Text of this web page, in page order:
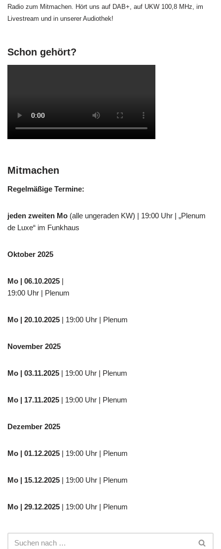
Radio zum Mitmachen. Hört uns auf DAB+, auf UKW 100,8 MHz, im
Livestream und in unserer Audiothek!
Schon gehört?
Mitmachen
Regelmäßige Termine:
jeden zweiten Mo (alle ungeraden KW) | 19:00 Uhr | „Plenum
de Luxe“ im Funkhaus
Oktober 2025
Mo | 06.10.2025 |
19:00 Uhr | Plenum
Mo | 20.10.2025 | 19:00 Uhr | Plenum
November 2025
Mo | 03.11.2025 | 19:00 Uhr | Plenum
Mo | 17.11.2025 | 19:00 Uhr | Plenum
Dezember 2025
Mo | 01.12.2025 | 19:00 Uhr | Plenum
Mo | 15.12.2025 | 19:00 Uhr | Plenum
Mo | 29.12.2025 | 19:00 Uhr | Plenum